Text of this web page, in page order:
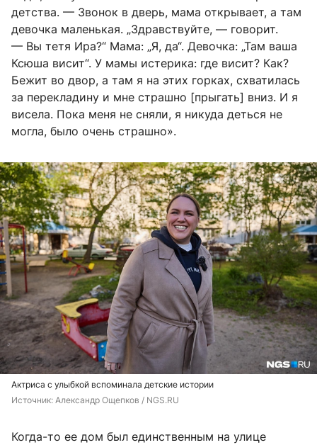
детства. — Звонок в дверь, мама открывает, а там
девочка маленькая. „Здравствуйте, — говорит.
— Вы тетя Ира?“ Мама: „Я, да“. Девочка: „Там ваша
Ксюша висит“. У мамы истерика: где висит? Как?
Бежит во двор, а там я на этих горках, схватилась
за перекладину и мне страшно [прыгать] вниз. И я
висела. Пока меня не сняли, я никуда деться не
могла, было очень страшно».
Актриса с улыбкой вспоминала детские истории
Источник: Александр Ощепков / NGS.RU
Когда-то ее дом был единственным на улице